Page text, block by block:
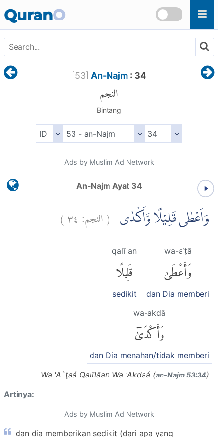
QuranO
[53] An-Najm : 34
النجم
Bintang
Ads by Muslim Ad Network
An-Najm Ayat 34
وَاَعْطٰى قَلِيْلًا وَّاَكْدٰى (النجم: ٣٤)
wa-aʿṭā
وَأَعْطَىٰ
dan Dia memberi
qalīlan
قَلِيلًا
sedikit
wa-akdā
وَأَكْدَىٰٓ
dan Dia menahan/tidak memberi
Wa 'A`ţaá Qalīlāan Wa 'Akdaá (an-Najm 53:34)
Artinya:
Ads by Muslim Ad Network
dan dia memberikan sedikit (dari apa yang